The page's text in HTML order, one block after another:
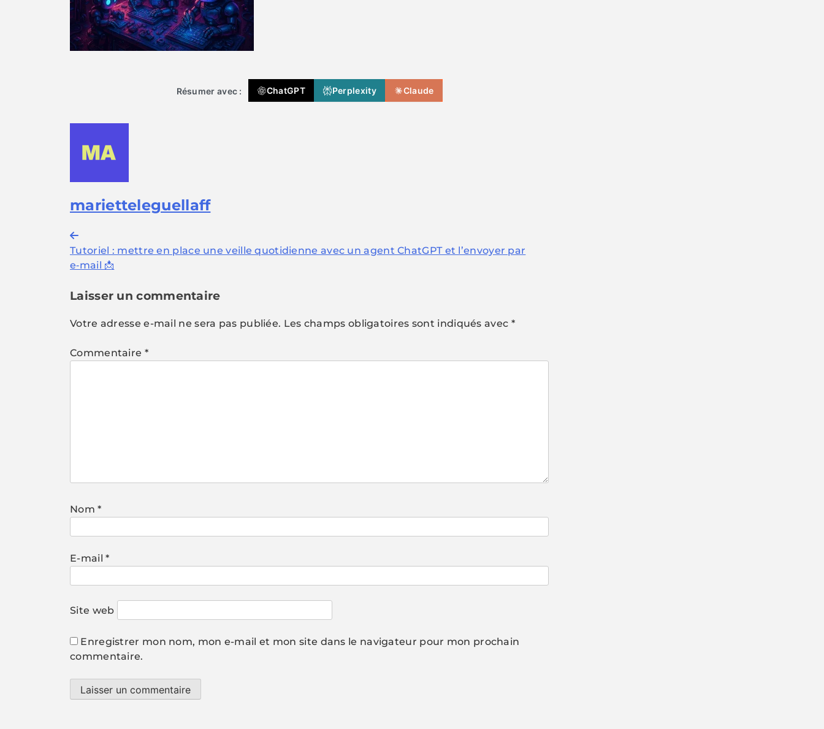
Résumer avec : ChatGPT Perplexity Claude
marietteleguellaff
Navigation
de
Tutoriel : mettre en place une veille quotidienne avec un agent ChatGPT et l’envoyer par
e‑mail 📩
Laisser un commentaire
Votre adresse e-mail ne sera pas publiée. Les champs obligatoires sont indiqués avec *
Commentaire *
Nom*
E-mail*
Site web
Enregistrer mon nom, mon e-mail et mon site dans le navigateur pour mon prochain
commentaire.